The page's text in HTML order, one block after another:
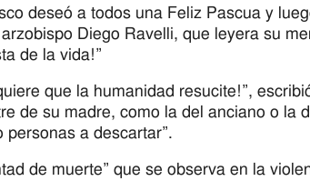
deseó a todos una Feliz Pascua y
Diego Ravelli, que leyera su
de la vida!”
que la humanidad resucite!”,
de su madre, como la del anciano o la
a descartar”.
de muerte” que se observa en la